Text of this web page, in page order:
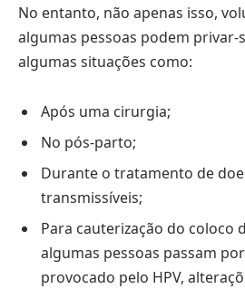
No entanto, não apenas isso,
algumas pessoas podem privar-
algumas situações como:
Após uma cirurgia;
No pós-parto;
Durante o tratamento de
transmissíveis;
Para cauterização do coloco
algumas pessoas passam
provocado pelo HPV,